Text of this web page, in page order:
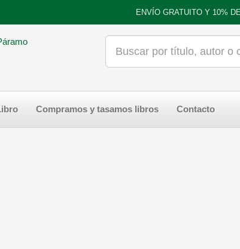
ENVÍO GRATUITO Y 10%
Compramos y tasamos libros Contacto